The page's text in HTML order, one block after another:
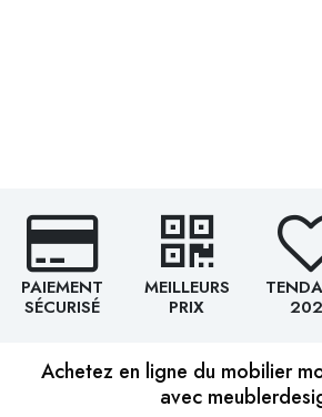
PAIEMENT
SÉCURISÉ
MEILLEURS
PRIX
Achetez en ligne du mobilier
avec